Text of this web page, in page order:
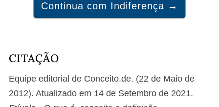
Continua com Indiferença →
CITAÇÃO
Equipe editorial de Conceito.de. (22 de Maio de
2012). Atualizado em 14 de Setembro de 2021.